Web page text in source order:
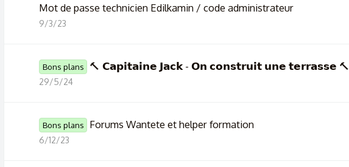
Mot de passe technicien Edilkamin / code administrateur
9/3/23
Bons plans 🔨 𝗖𝗮𝗽𝗶𝘁𝗮𝗶𝗻𝗲 𝗝𝗮𝗰𝗸 - 𝗢𝗻 𝗰𝗼𝗻𝘀𝘁𝗿𝘂𝗶𝘁 𝘂𝗻𝗲 𝘁𝗲𝗿𝗿𝗮𝘀𝘀𝗲 🔨
29/5/24
Bons plans Forums Wantete et helper formation
6/12/23